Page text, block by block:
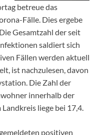
betreue das
Fälle. Dies ergebe
Gesamtzahl der seit
saldiert sich
Fällen werden aktuell
ist nachzulesen, davon
Die Zahl der
innerhalb der
liege bei 17,4.
positiven